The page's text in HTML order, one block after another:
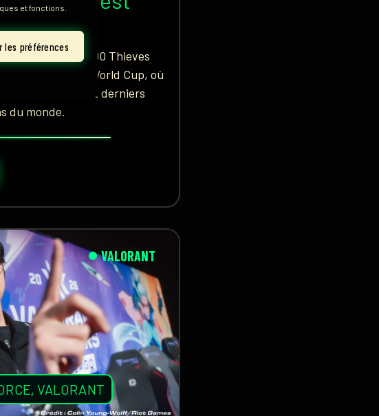
et fonctions.
les préférences
»
RedForce, 100 Thieves
de l’Esports World Cup, où
tenants du titre et derniers
du monde.
VALORANT
,VALORANT